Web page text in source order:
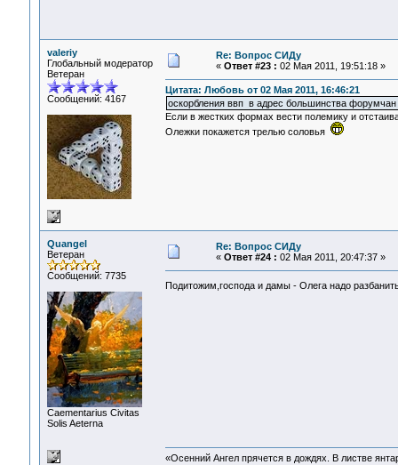
valeriy
Глобальный модератор
Ветеран
Сообщений: 4167
Re: Вопрос СИДу
« Ответ #23 : 02 Мая 2011, 19:51:18 »
Цитата: Любовь от 02 Мая 2011, 16:46:21
оскорбления ввп в адрес большинства
Если в жестких формах вести полемику и
Олежки покажется трелью соловья
Quangel
Ветеран
Сообщений: 7735
Сaementarius Civitas
Solis Aeterna
Re: Вопрос СИДу
« Ответ #24 : 02 Мая 2011, 20:47:37 »
Подитожим,господа и дамы - Олега надо
«Осенний Ангел прячется в дождях. В листве